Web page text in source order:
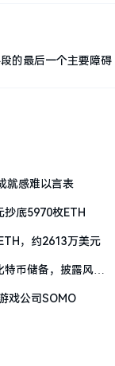
的最后一个主要障碍
就感难以言表
抄底5970枚ETH
，约2613万美元
币储备，披露风控
戏公司SOMO